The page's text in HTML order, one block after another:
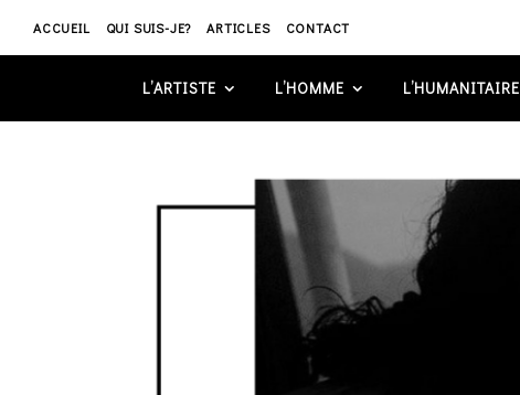
ACCUEIL QUI SUIS-JE? ARTICLES CONTACT
L’ARTISTE L’HOMME L’HUMANITAIRE